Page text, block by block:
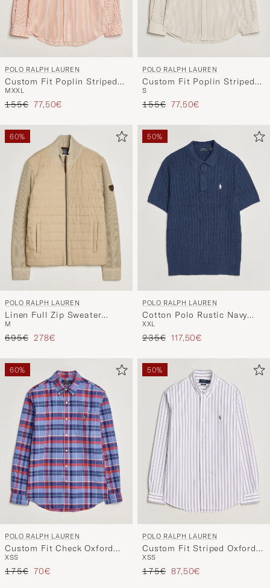
POLO RALPH LAUREN
Custom Fit Poplin Striped
Shirt Kona Orange
MXXL
Regulärer Preis
155€ Reduzierter Preis
77,50€
POLO RALPH LAUREN
Custom Fit Poplin Striped
Shirt Coastal Beige
S
Regulärer Preis
155€ Reduzierter Preis
77,50€
60%
POLO RALPH LAUREN
Linen Full Zip Sweater
Coastal Beige
M
Regulärer Preis
695€ Reduzierter Preis
278€
50%
POLO RALPH LAUREN
Cotton Polo Rustic Navy
Heather
XXL
Regulärer Preis
235€ Reduzierter Preis
117,50€
60%
POLO RALPH LAUREN
Custom Fit Check Oxford
Shirt Blue Multi
XSS
Regulärer Preis
175€ Reduzierter Preis
70€
50%
POLO RALPH LAUREN
Custom Fit Striped Oxford
Shirt Purple
XSS
Regulärer Preis
175€ Reduzierter Preis
87,50€